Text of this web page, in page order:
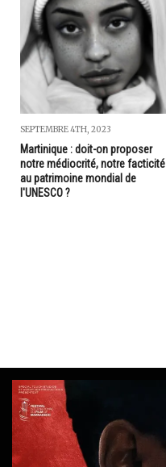
SEPTEMBRE 4TH, 2023
Martinique : doit-on proposer
notre médiocrité, notre facticité
au patrimoine mondial de
l'UNESCO ?